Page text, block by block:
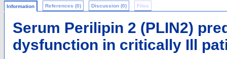
Information References (0) Discussion (0) Files
Serum Perilipin 2 (PLIN2)
dysfunction in critically Ill